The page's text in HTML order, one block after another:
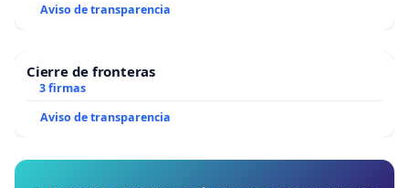
Aviso de transparencia
Cierre de fronteras
3 firmas
Aviso de transparencia